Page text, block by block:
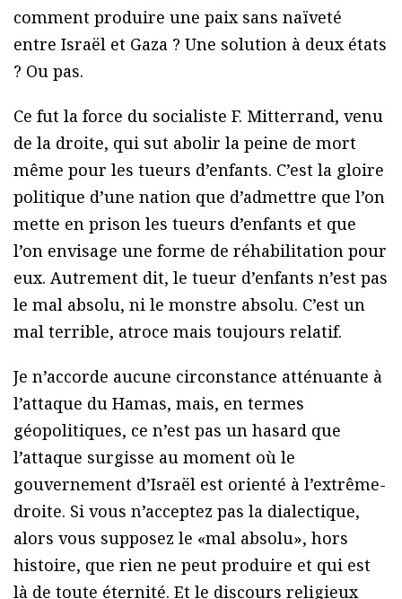
comment produire une paix sans naïveté
entre Israël et Gaza ? Une solution à deux états
? Ou pas.
Ce fut la force du socialiste F. Mitterrand, venu
de la droite, qui sut abolir la peine de mort
même pour les tueurs d’enfants. C’est la gloire
politique d’une nation que d’admettre que l’on
mette en prison les tueurs d’enfants et que
l’on envisage une forme de réhabilitation pour
eux. Autrement dit, le tueur d’enfants n’est pas
le mal absolu, ni le monstre absolu. C’est un
mal terrible, atroce mais toujours relatif.
Je n’accorde aucune circonstance atténuante à
l’attaque du Hamas, mais, en termes
géopolitiques, ce n’est pas un hasard que
l’attaque surgisse au moment où le
gouvernement d’Israël est orienté à l’extrême-
droite. Si vous n’acceptez pas la dialectique,
alors vous supposez le «mal absolu», hors
histoire, que rien ne peut produire et qui est
là de toute éternité. Et le discours religieux